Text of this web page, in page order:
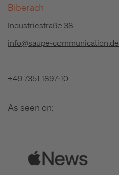
Biberach
Industriestraße 38
info@saupe-communication.de
+49 7351 1897-10
As seen on: